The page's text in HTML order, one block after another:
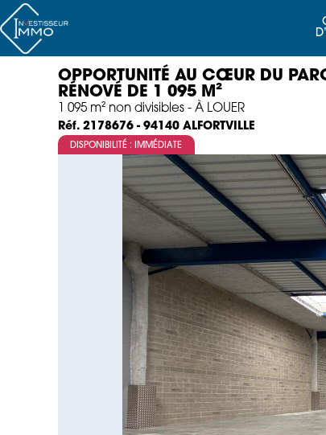
OPPORTUNITÉ AU CŒUR DU
RÉNOVÉ DE 1 095 M²
1 095 m² non divisibles - À LOUER
Réf. 2178676 - 94140 ALFORTVILLE
DISPONIBILITÉ : IMMÉDIATE